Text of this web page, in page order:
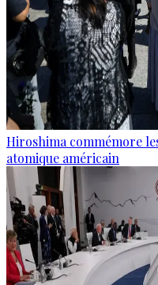
Hiroshima commémore
atomique américain